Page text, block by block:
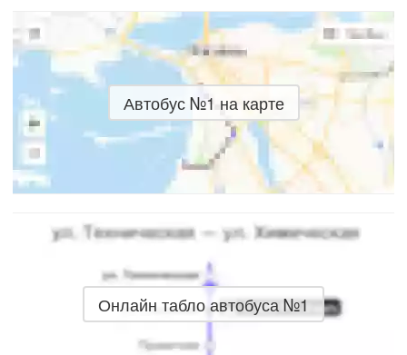
Автобус №1 на карте
Онлайн табло автобуса №1